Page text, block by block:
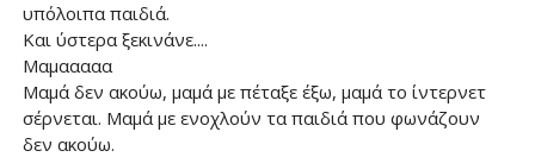
υπόλοιπα παιδιά.
Και ύστερα ξεκινάνε....
Μαμααααα
Μαμά δεν ακούω, μαμά με πέταξε έξω, μαμά το ίντερνετ
σέρνεται. Μαμά με ενοχλούν τα παιδιά που φωνάζουν
δεν ακούω.